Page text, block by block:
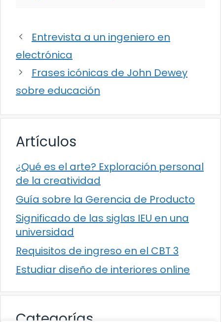
Entrevista a un ingeniero en
electrónica
Frases icónicas de John Dewey
sobre educación
Artículos
¿Qué es el arte? Exploración personal
de la creatividad
Guía sobre la Gerencia de Producto
Significado de las siglas IEU en una
universidad
Requisitos de ingreso en el CBT 3
Estudiar diseño de interiores online